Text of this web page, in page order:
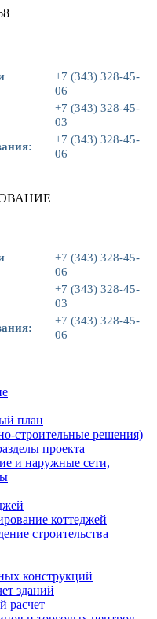
+7 (343) 328-45-
06
+7 (343) 328-45-
03
+7 (343) 328-45-
06
+7 (343) 328-45-
06
+7 (343) 328-45-
03
+7 (343) 328-45-
06
план
строительные решения)
проекта
и наружные сети,
коттеджей
строительства
конструкций
зданий
расчет